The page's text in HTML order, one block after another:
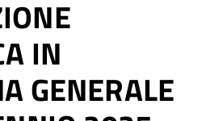
IN
GENERALE